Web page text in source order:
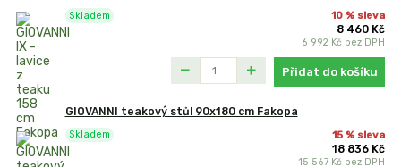
10 % sleva
8 460 Kč
6 992 Kč bez DPH
Skladem
Přidat do košíku
GIOVANNI teakový stůl 90x180 cm Fakopa
15 % sleva
18 836 Kč
15 567 Kč bez DPH
Skladem